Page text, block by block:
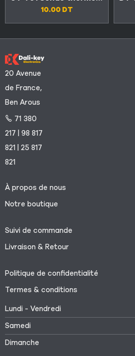
10.00 DT
20 Avenue
de France,
Ben Arous
71 380
217 | 98 817
821 | 25 817
821
À propos de nous
Notre boutique
Suivi de commande
Livraison & Retour
Politique de confidentialité
Termes & conditions
Lundi - Vendredi
Samedi
Dimanche